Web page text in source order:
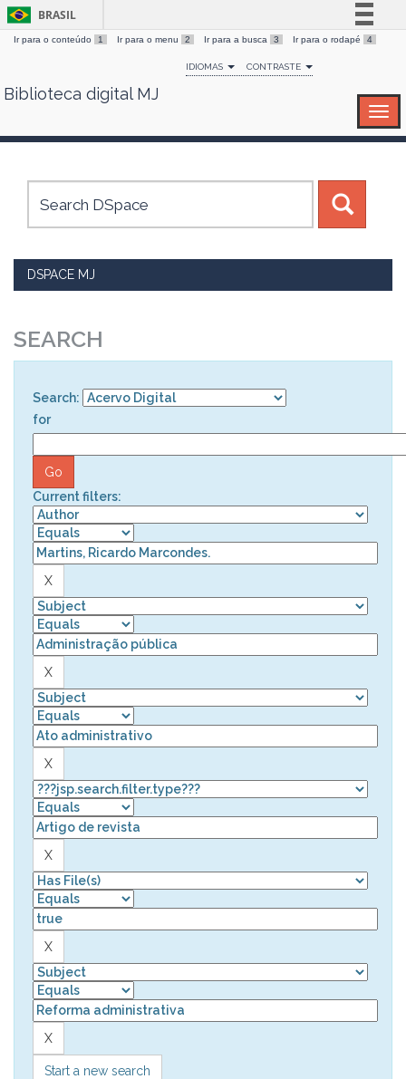
Skip
BRASIL
Simplifique!
Comunica BR
Canais
Ir para o conteúdo 1 Ir para o menu 2 Ir para a busca 3 Ir para o rodapé 4
IDIOMAS CONTRASTE
Biblioteca digital MJ
DSPACE MJ
SEARCH
Search:
for
Current filters:
Start a new search